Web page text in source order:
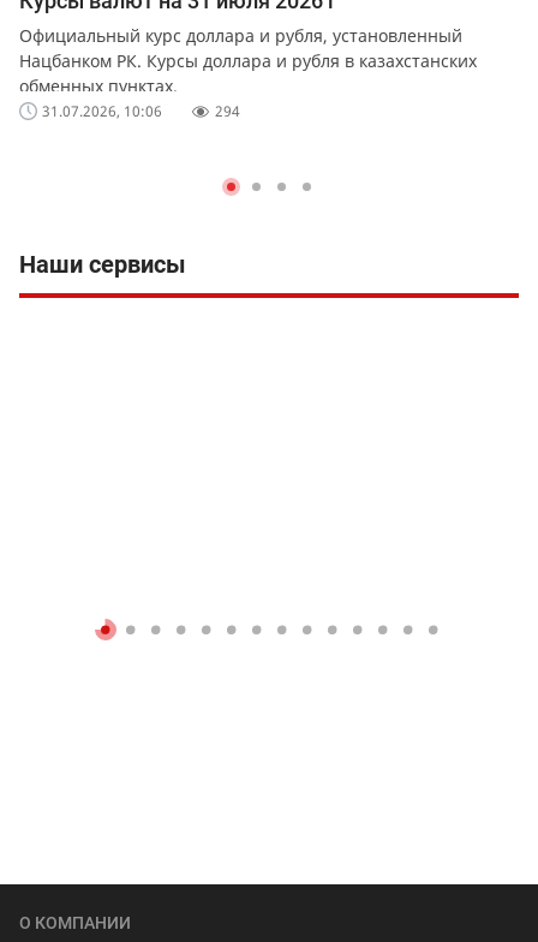
Официальный курс доллара и рубля, установленный
Нацбанком РК. Курсы доллара и рубля в казахстанских
обменных пунктах.
31.07.2026, 10:06 294
Наши сервисы
О КОМПАНИИ